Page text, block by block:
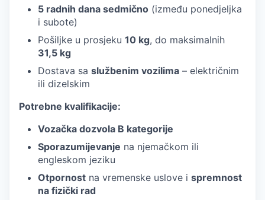
5 radnih dana sedmično (između ponedjeljka
i subote)
Pošiljke u prosjeku 10 kg, do maksimalnih
31,5 kg
Dostava sa službenim vozilima – električnim
ili dizelskim
Potrebne kvalifikacije:
Vozačka dozvola B kategorije
Sporazumijevanje na njemačkom ili
engleskom jeziku
Otpornost na vremenske uslove i spremnost
na fizički rad